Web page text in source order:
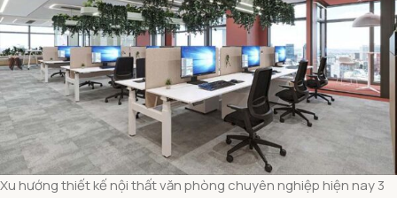
Xu hướng thiết kế nội thất văn phòng chuyên nghiệp hiện nay 3